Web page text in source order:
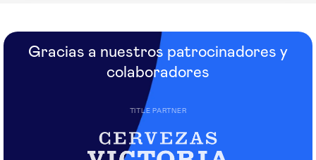
Gracias a nuestros patrocinadores y
colaboradores
TITLE PARTNER